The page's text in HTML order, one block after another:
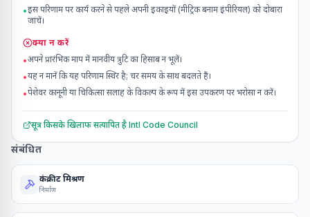
•इस परिणाम पर कार्य करने से पहले अपनी इकाइयों (मीट्रिक बनाम इंपीरियल) को दोबारा
जांचें।
क्या न करें
•अपने प्रारंभिक माप में मानवीय त्रुटि का हिसाब न भूलें।
•यह न मानें कि यह परिणाम स्थिर है; चर समय के साथ बदलते हैं।
•पेशेवर कानूनी या चिकित्सा सलाह के विकल्प के रूप में इस उपकरण पर भरोसा न करें।
सूत्र किसके खिलाफ सत्यापित है Intl Code Council
संबंधित
कंक्रीट मिश्रण
निर्माण